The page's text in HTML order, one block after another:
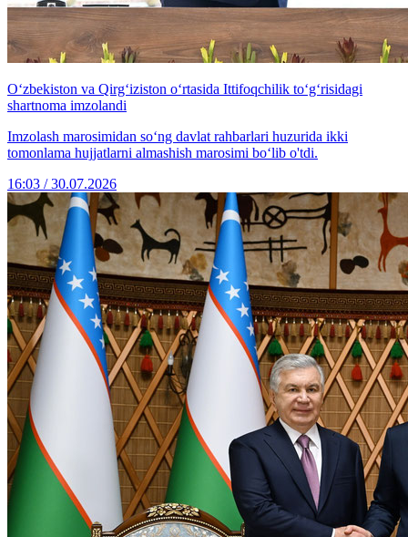
Oʻzbekiston va Qirgʻiziston o‘rtasida Ittifoqchilik toʻgʻrisidagi
shartnoma imzolandi
Imzolash marosimidan soʻng davlat rahbarlari huzurida ikki
tomonlama hujjatlarni almashish marosimi boʻlib o'tdi.
16:03 / 30.07.2026